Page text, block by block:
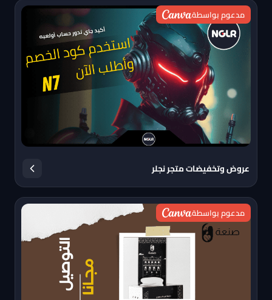
مدعوم بواسطة
عروض وتخفيضات متجر نجلر
مدعوم بواسطة